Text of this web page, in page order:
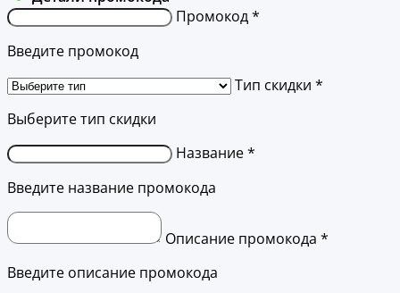
Промокод *
Введите промокод
Тип скидки *
Выберите тип скидки
Название *
Введите название промокода
Описание промокода *
Введите описание промокода